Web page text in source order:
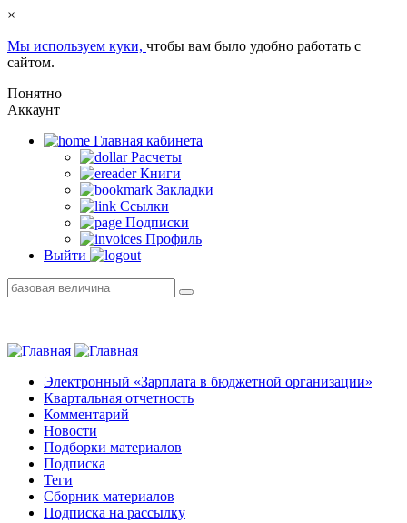
×
Мы используем куки, чтобы вам было удобно работать с
сайтом.
Понятно
Аккаунт
Главная кабинетa
Расчеты
Книги
Закладки
Ссылки
Подписки
Профиль
Выйти
Электронный «Зарплата в бюджетной организации»
Квартальная отчетность
Комментарий
Новости
Подборки материалов
Подписка
Теги
Сборник материалов
Подписка на рассылку